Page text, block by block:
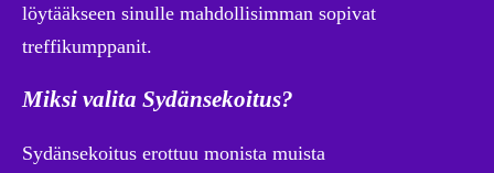
löytääkseen sinulle mahdollisimman sopivat
treffikumppanit.
Miksi valita Sydänsekoitus?
Sydänsekoitus erottuu monista muista